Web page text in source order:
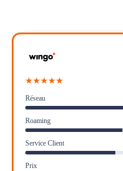
Résiliation, préavis :
souscrire
Avantages et
mobiles Wingo
Verdict : Qui a intérêt
mobile Wingo ?
★★★★★
Réseau
Roaming
Service Client
Prix